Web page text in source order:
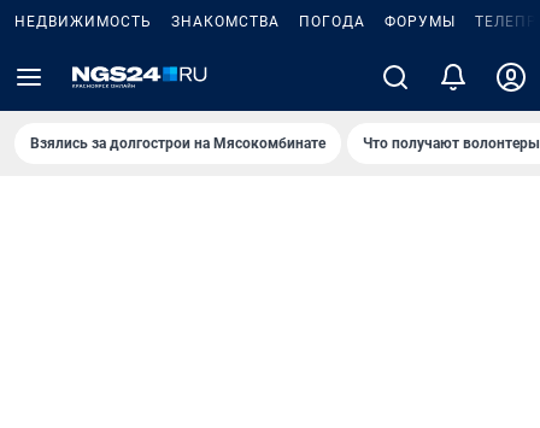
НЕДВИЖИМОСТЬ ЗНАКОМСТВА ПОГОДА ФОРУМЫ
Взялись за долгострои на Мясокомбинате Что получают